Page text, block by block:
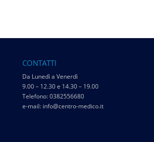
CONTATTI
Da Lunedì a Venerdì
9.00 – 12.30 e 14.30 – 19.00
Telefono: 0382556680
e-mail: info@centro-medico.it